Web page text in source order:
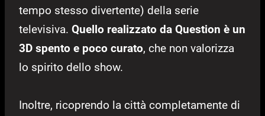
tempo stesso divertente) della serie
televisiva. Quello realizzato da Question è un
3D spento e poco curato, che non valorizza
lo spirito dello show.
Inoltre, ricoprendo la città completamente di